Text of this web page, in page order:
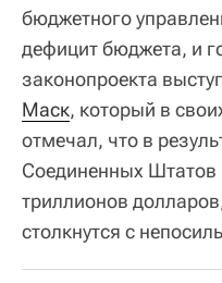
бюджетного
дефицит бюджета, и
законопроекта
Маск, который в
отмечал, что в
Соединенных Штатов
триллионов
столкнутся с